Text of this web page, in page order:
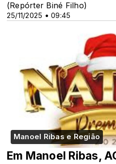
25/11/2025 • 09:45
(Repórter Biné Filho)
Manoel Ribas e Região
Em Manoel Ribas,